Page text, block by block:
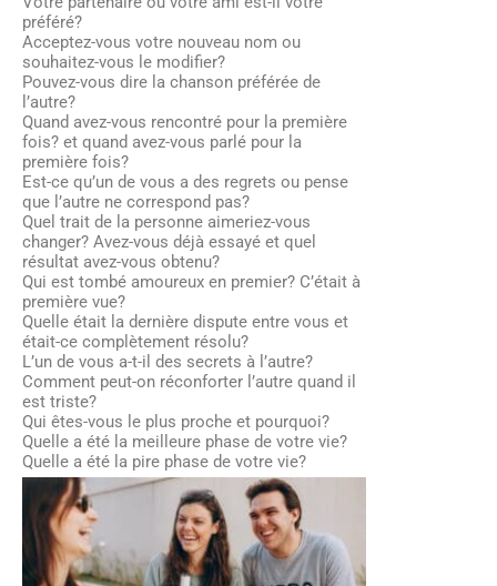
préféré?
Acceptez-vous votre nouveau nom ou
souhaitez-vous le modifier?
Pouvez-vous dire la chanson préférée de
l’autre?
Quand avez-vous rencontré pour la première
fois? et quand avez-vous parlé pour la
première fois?
Est-ce qu’un de vous a des regrets ou pense
que l’autre ne correspond pas?
Quel trait de la personne aimeriez-vous
changer? Avez-vous déjà essayé et quel
résultat avez-vous obtenu?
Qui est tombé amoureux en premier? C’était à
première vue?
Quelle était la dernière dispute entre vous et
était-ce complètement résolu?
L’un de vous a-t-il des secrets à l’autre?
Comment peut-on réconforter l’autre quand il
est triste?
Qui êtes-vous le plus proche et pourquoi?
Quelle a été la meilleure phase de votre vie?
Quelle a été la pire phase de votre vie?